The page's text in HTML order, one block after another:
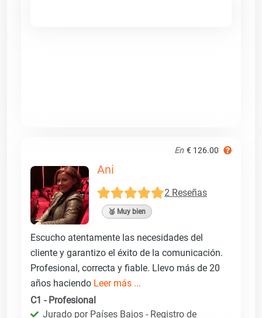
En € 126.00
Ani
2 Reseñas
🥈 Muy bien
Escucho atentamente las necesidades del
cliente y garantizo el éxito de la comunicación.
Profesional, correcta y fiable. Llevo más de 20
años haciendo Leer más ...
C1 - Profesional
Jurado por Países Bajos - Registro de